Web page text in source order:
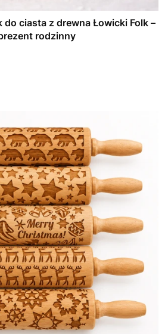
do ciasta z drewna Łowicki Folk –
rodzinny